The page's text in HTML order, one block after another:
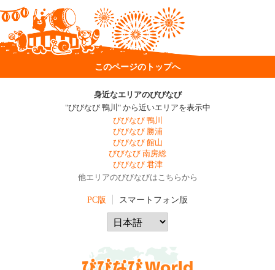
このページのトップへ
身近なエリアのびびなび
"びびなび 鴨川" から近いエリアを表示中
びびなび 鴨川
びびなび 勝浦
びびなび 館山
びびなび 南房総
びびなび 君津
他エリアのびびなびはこちらから
PC版 スマートフォン版